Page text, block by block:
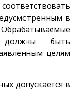
в
быть
целям
допускается в